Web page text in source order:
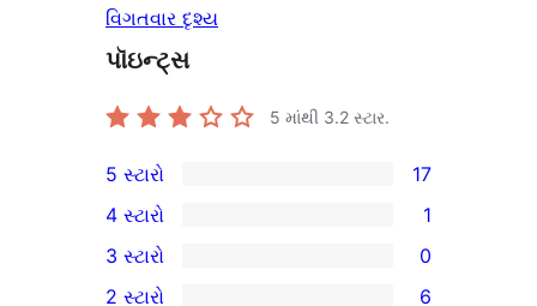
વિગતવાર દૃશ્ય
પૉઇન્ટ્સ
5 માંથી 3.2 સ્ટાર.
17
5-
સ્ટાર
સમીક્ષાઓ
5 સ્ટારો 17
4-
4 સ્ટારો 1
0
3 સ્ટારો 0
2 સ્ટારો 6